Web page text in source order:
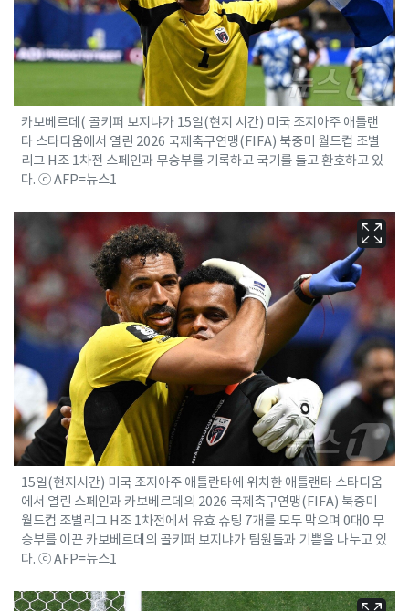
카보베르데( 골키퍼 보지냐가 15일(현지 시간) 미국 조지아주 애틀랜
타 스타디움에서 열린 2026 국제축구연맹(FIFA) 북중미 월드컵 조별
리그 H조 1차전 스페인과 무승부를 기록하고 국기를 들고 환호하고 있
다. ⓒ AFP=뉴스1
15일(현지시간) 미국 조지아주 애틀란타에 위치한 애틀랜타 스타디움
에서 열린 스페인과 카보베르데의 2026 국제축구연맹(FIFA) 북중미
월드컵 조별리그 H조 1차전에서 유효 슈팅 7개를 모두 막으며 0대0 무
승부를 이끈 카보베르데의 골키퍼 보지냐가 팀원들과 기쁨을 나누고 있
다. ⓒ AFP=뉴스1